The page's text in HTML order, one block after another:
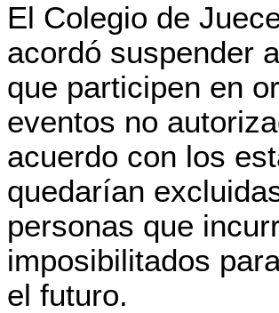
El Colegio de
acordó suspender
que participen en
eventos no
acuerdo con los
quedarían
personas que
imposibilitados
el futuro.